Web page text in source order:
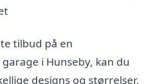
tilbud på en
i Hunseby, kan du
designs og størrelser,